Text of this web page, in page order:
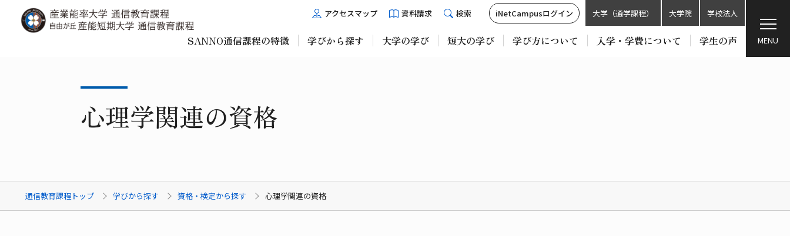
アクセスマップ 資料請求 検索 iNetCampusログイン 大学（通学課程） 大学院 学校法人
SANNO通信課程の特徴 学びから探す 大学の学び 短大の学び 学び方について 入学・学費について 学生の声 MENU
心理学関連の資格
通信教育課程トップ 学びから探す 資格・検定から探す 心理学関連の資格